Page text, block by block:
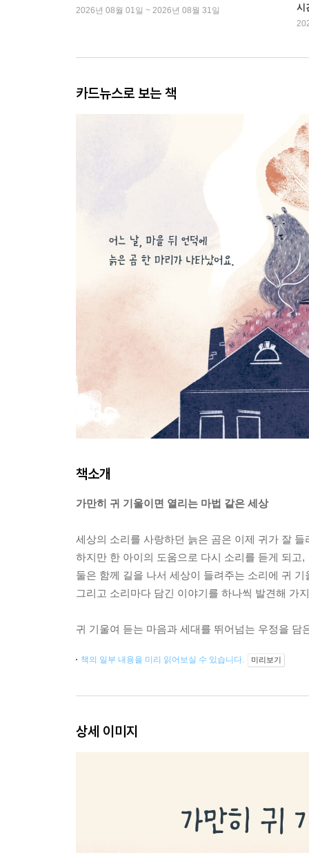
2026년 08월 01일 ~ 2026년 08월 31일
시
카드뉴스로 보는 책
책소개
가만히 귀 기울이면 열리는 마법 같은 세상
세상의 소리를 사랑하던 늙은 곰은 이제 귀가 잘 들
하지만 한 아이의 도움으로 다시 소리를 듣게 되고,
둘은 함께 길을 나서 세상이 들려주는 소리에 귀 기
그리고 소리마다 담긴 이야기를 하나씩 발견해 가
귀 기울여 듣는 마음과 세대를 뛰어넘는 우정을 담
책의 일부 내용을 미리 읽어보실 수 있습니다. 미리보기
상세 이미지